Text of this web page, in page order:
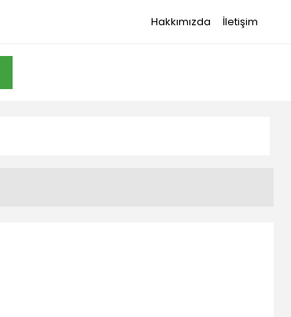
Hakkımızda İletişim